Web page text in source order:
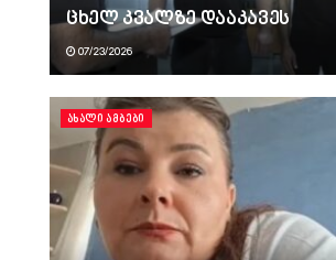
ცხელ კვალზე დააკავეს
07/23/2026
ᲐᲮᲐᲚᲘ ᲐᲛᲑᲔᲑᲘ